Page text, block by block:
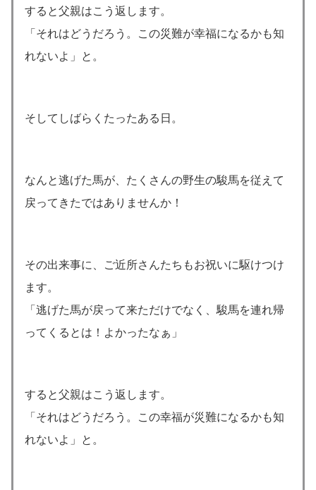
すると父親はこう返します。
「それはどうだろう。この災難が幸福になるかも知
れないよ」と。
そしてしばらくたったある日。
なんと逃げた馬が、たくさんの野生の駿馬を従えて
戻ってきたではありませんか！
その出来事に、ご近所さんたちもお祝いに駆けつけ
ます。
「逃げた馬が戻って来ただけでなく、駿馬を連れ帰
ってくるとは！よかったなぁ」
すると父親はこう返します。
「それはどうだろう。この幸福が災難になるかも知
れないよ」と。